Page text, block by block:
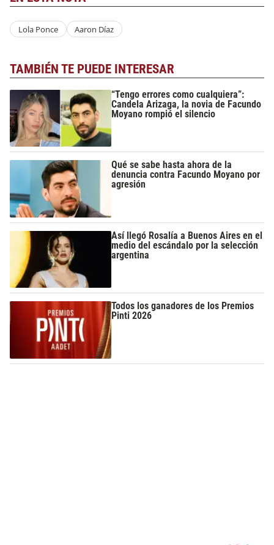
Lola Ponce Aaron Díaz
TAMBIÉN TE PUEDE INTERESAR
“Tengo errores como cualquiera”:
Candela Arizaga, la novia de Facundo
Moyano rompió el silencio
Qué se sabe hasta ahora de la
denuncia contra Facundo Moyano por
agresión
Así llegó Rosalía a Buenos Aires en el
medio del escándalo por la selección
argentina
Todos los ganadores de los Premios
Pinti 2026